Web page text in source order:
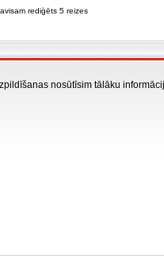
rediģēts 5 reizes
nosūtīsim tālāku